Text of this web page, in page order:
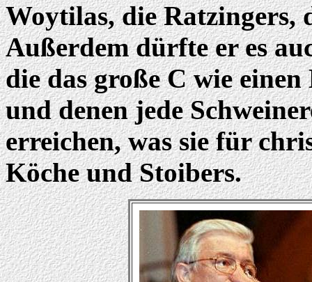
Woytilas, die Ratzingers,
Außerdem dürfte er es
die das große C wie
und denen jede
erreichen, was sie für
Köche und Stoibers.